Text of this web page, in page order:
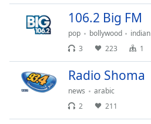
dialog
subtitles
off,
Track
106.2 Big FM
pop bollywood
indian
3
223 1
Radio Shoma
news
arabic
2
211